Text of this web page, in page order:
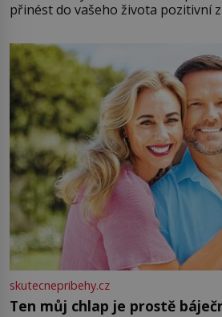
přinést do vašeho života pozitivní
můžete obohatit své rituály a
větší harmonii a klid. Je důležité
skutecnepribehy.cz
Ten můj chlap je prostě